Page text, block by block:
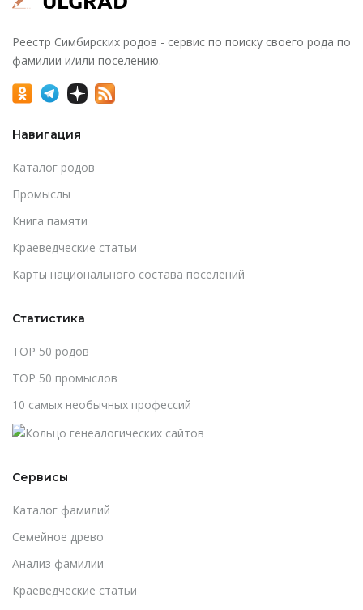
Реестр Симбирских родов - сервис по поиску своего рода по
фамилии и/или поселению.
Навигация
Каталог родов
Промыслы
Книга памяти
Краеведческие статьи
Карты национального состава поселений
Статистика
TOP 50 родов
TOP 50 промыслов
10 самых необычных профессий
Сервисы
Каталог фамилий
Cемейное древо
Анализ фамилии
Краеведческие статьи